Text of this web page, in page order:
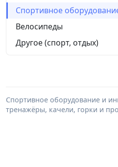
Спортивное
Велосипеды
Другое (спорт, отдых)
Спортивное оборудование и
тренажёры, качели, горки и